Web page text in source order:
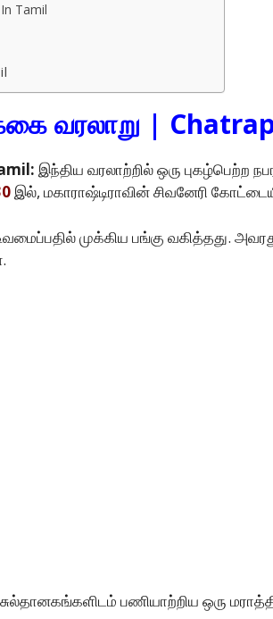
Tamil
வரலாறு |
இந்திய வரலாற்றில் ஒரு புகழ்பெற்ற
இல், மகாராஷ்டிராவின் சிவனேரி
முக்கிய பங்கு வகித்தது.
பணியாற்றிய ஒரு